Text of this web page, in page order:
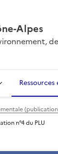
Alpes
n°4 du PLU